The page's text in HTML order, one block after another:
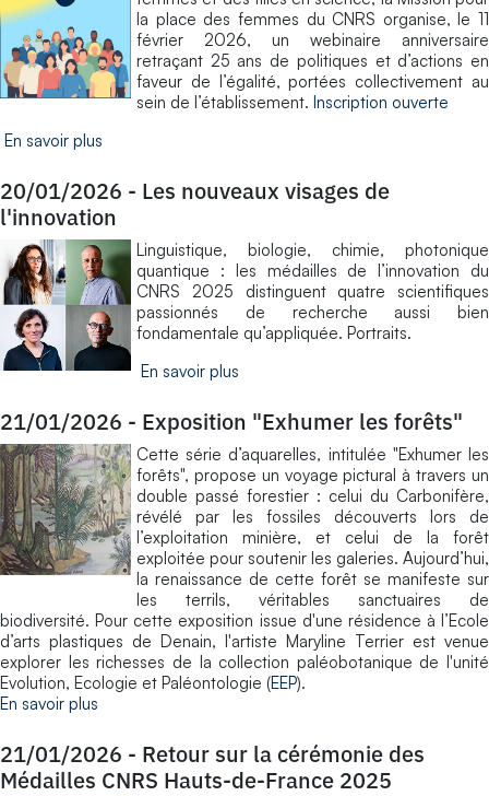
la place des femmes du CNRS organise, le 11
février 2026, un webinaire anniversaire
retraçant 25 ans de politiques et d’actions en
faveur de l’égalité, portées collectivement au
sein de l’établissement. Inscription ouverte
En savoir plus
20/01/2026 - Les nouveaux visages de
l'innovation
Linguistique, biologie, chimie, photonique
quantique : les médailles de l’innovation du
CNRS 2025 distinguent quatre scientifiques
passionnés de recherche aussi bien
fondamentale qu’appliquée. Portraits.
En savoir plus
21/01/2026 - Exposition "Exhumer les forêts"
Cette série d’aquarelles, intitulée "Exhumer les
forêts", propose un voyage pictural à travers un
double passé forestier : celui du Carbonifère,
révélé par les fossiles découverts lors de
l’exploitation minière, et celui de la forêt
exploitée pour soutenir les galeries. Aujourd’hui,
la renaissance de cette forêt se manifeste sur
les terrils, véritables sanctuaires de
biodiversité. Pour cette exposition issue d'une résidence à l’Ecole
d’arts plastiques de Denain, l'artiste Maryline Terrier est venue
explorer les richesses de la collection paléobotanique de l'unité
Evolution, Ecologie et Paléontologie (EEP).
En savoir plus
21/01/2026 - Retour sur la cérémonie des
Médailles CNRS Hauts-de-France 2025